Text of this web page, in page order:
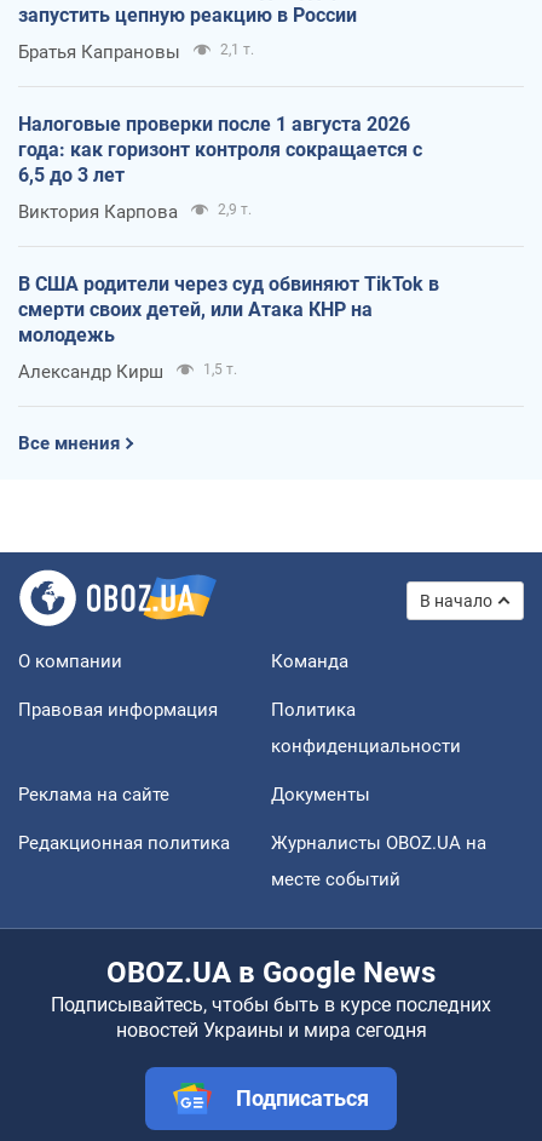
запустить цепную реакцию в России
Братья Капрановы 2,1 т.
Налоговые проверки после 1 августа 2026
года: как горизонт контроля сокращается с
6,5 до 3 лет
Виктория Карпова 2,9 т.
В США родители через суд обвиняют TikTok в
смерти своих детей, или Атака КНР на
молодежь
Александр Кирш 1,5 т.
Все мнения
В начало
О компании Команда
Правовая информация
Политика
конфиденциальности
Реклама на сайте Документы
Редакционная политика
Журналисты OBOZ.UA на
месте событий
OBOZ.UA в Google News
Подписывайтесь, чтобы быть в курсе последних
новостей Украины и мира сегодня
Подписаться